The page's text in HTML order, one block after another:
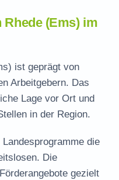
(Ems) im
ist geprägt von
Arbeitgebern. Das
Lage vor Ort und
in der Region.
die
Die
gezielt